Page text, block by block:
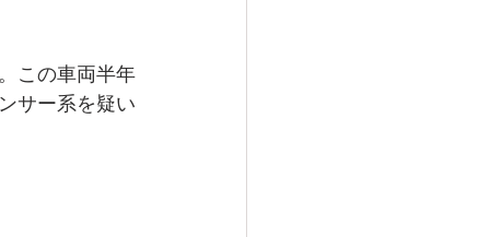
この車両半年
サー系を疑い